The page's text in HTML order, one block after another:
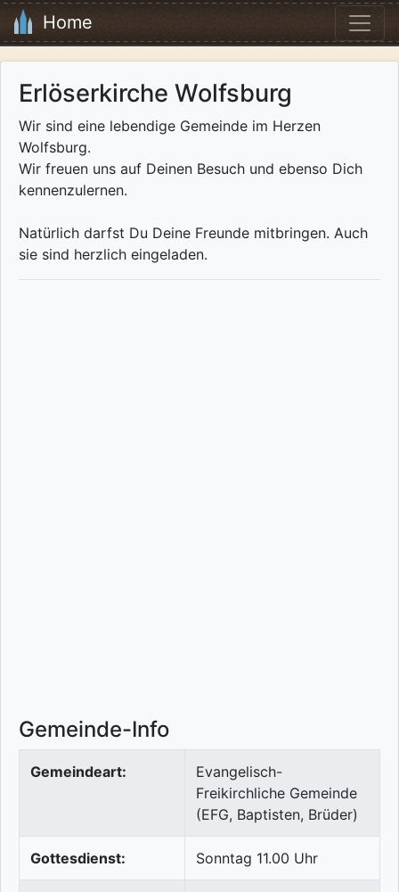
Home
Erlöserkirche Wolfsburg
Wir sind eine lebendige Gemeinde im Herzen
Wolfsburg.
Wir freuen uns auf Deinen Besuch und ebenso Dich
kennenzulernen.
Natürlich darfst Du Deine Freunde mitbringen. Auch
sie sind herzlich eingeladen.
Gemeinde-Info
Gemeindeart:
Evangelisch-
Freikirchliche Gemeinde
(EFG, Baptisten, Brüder)
Gottesdienst: Sonntag 11.00 Uhr